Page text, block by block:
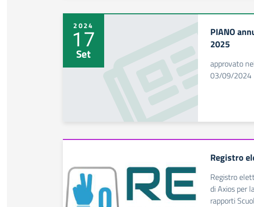
2024
17
Set
PIANO
2025
approvato
03/09/2024
Registro
Registro
di Axios per
rapporti